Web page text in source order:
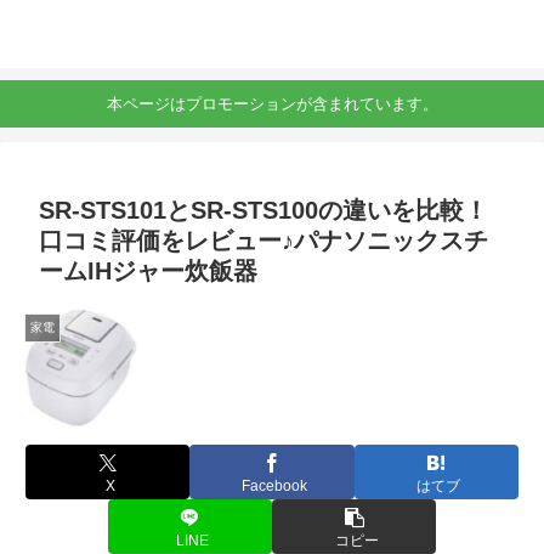
本ページはプロモーションが含まれています。
SR-STS101とSR-STS100の違いを比較！
口コミ評価をレビュー♪パナソニックスチ
ームIHジャー炊飯器
家電
X Facebook はてブ
LINE コピー